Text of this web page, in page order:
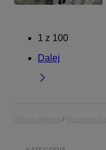
1 z 100
Dalej